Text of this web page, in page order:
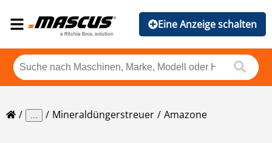
Eine Anzeige schalten
... Mineraldüngerstreuer Amazone